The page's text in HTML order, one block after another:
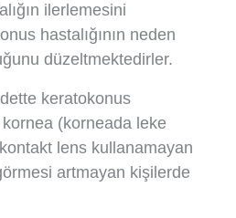
ilerlemesini
hastalığının neden
düzeltmektedirler.
keratokonus
(korneada leke
lens kullanamayan
artmayan kişilerde